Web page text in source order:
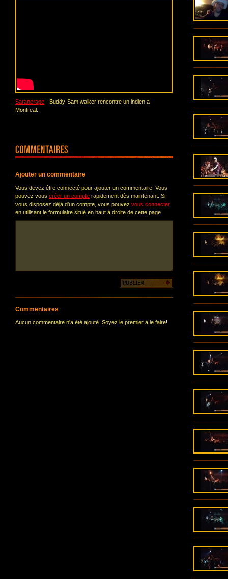
Saranerape - Buddy-Sam walker rencontre un indien a
Montreal..
Ajouter un commentaire
Vous devez être connecté pour ajouter un commentaire. Vous
pouvez vous créer un compte rapidement dès maintenant. Si
vous disposez déjà d'un compte, vous pouvez vous connecter
en utilisant le formulaire situé en haut à droite de cette page.
Commentaires
Aucun commentaire n'a été ajouté. Soyez le premier à le faire!